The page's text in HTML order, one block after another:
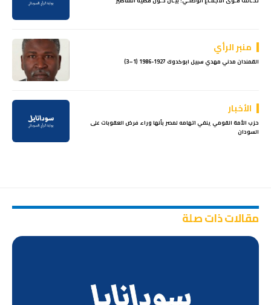
منبر الرأي
القمندان مدني مهدي سبيل ابوكدوك 1927-1986 (1–3)
الأخبار
حزب الأمة القومي ينفي اتهامه لمصر بأنها وراء فرض العقوبات على
السودان
مقالات ذات صلة